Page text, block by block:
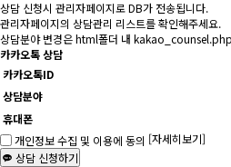
상담 신청시 관리자페이지로 DB가 전송됩니다.
관리자페이지의 상담관리 리스트를 확인해주세요.
상담분야 변경은 html폴더 내
카카오톡 상담
카카오톡ID
상담분야
휴대폰
개인정보 수집 및 이용에 동의 [자세히보기]
상담 신청하기